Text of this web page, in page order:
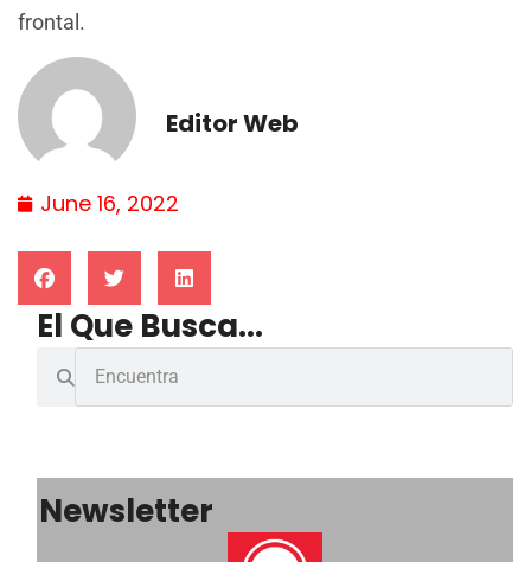
frontal.
Editor Web
June 16, 2022
El Que Busca...
Newsletter